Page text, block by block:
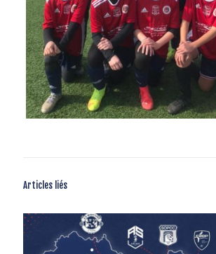
Articles liés